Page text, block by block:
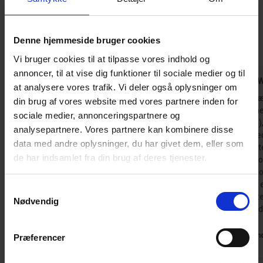
Denne hjemmeside bruger cookies
Vi bruger cookies til at tilpasse vores indhold og
annoncer, til at vise dig funktioner til sociale medier og til
at analysere vores trafik. Vi deler også oplysninger om
din brug af vores website med vores partnere inden for
sociale medier, annonceringspartnere og
analysepartnere. Vores partnere kan kombinere disse
data med andre oplysninger, du har givet dem, eller som
de har indsamlet fra din brug af deres tjenester.
Nødvendig
Præferencer
4,6 • 13 Bedømmelser
4,1
4,7
jun 2026
Fantastisk beliggenhed med privatliv takket
være de omkringliggende træer, og køkkenet
er fuldt udstyret med alt hvad man behøver.
Den eneste lille ulempe var, at
varmtvandsbeholderen ikke var stor nok til, at
to personer kunne bade efter hinanden.
Christoph
Et meget
(meget
erfaring
Dette
kold.
skal
nyttigt at